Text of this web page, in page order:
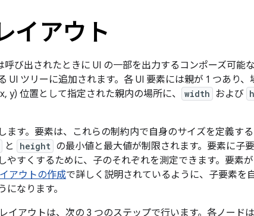
イアウト
び出されたときに UI の一部を出力するコンポーズ可能
UI ツリーに追加されます。各 UI 要素には親が 1 つあり
y) 位置として指定された親内の場所に、
width および
ます。要素は、これらの制約内で自身のサイズを定義す
と height の最小値と最大値が制限されます。要素に子
やすくするために、子のそれぞれを測定できます。要素
アウトの作成で詳しく説明されているように、子要素を
なります。
イアウトは、次の 3 つのステップで行います。各ノード